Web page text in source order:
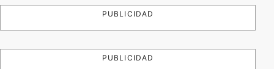
PUBLICIDAD
PUBLICIDAD